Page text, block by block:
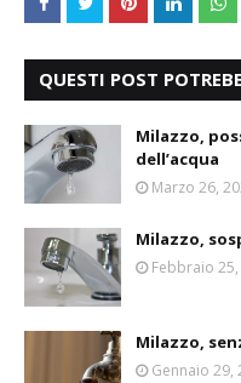
QUESTI POST
Milazzo,
dell’acqua
Marzo 26,
Milazzo,
Febbraio
Milazzo,
Gennaio 29,